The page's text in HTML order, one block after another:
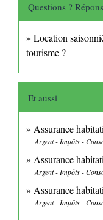
Questions ?
Location
tourisme ?
Et aussi
Assurance
Argent - Impôts -
Assurance
Argent - Impôts -
Assurance
Argent - Impôts -